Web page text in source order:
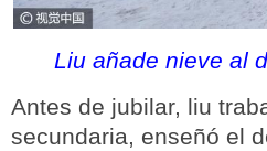
Liu añade nieve al
Antes de jubilar, liu
secundaria, enseñó el